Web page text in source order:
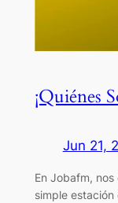
¡Quiénes
Jun 21,
En Jobafm,
simple